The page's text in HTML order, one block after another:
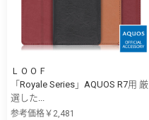
ＬＯＯＦ
「Royale Series」AQUOS R7用 厳
選した...
参考価格￥2,481